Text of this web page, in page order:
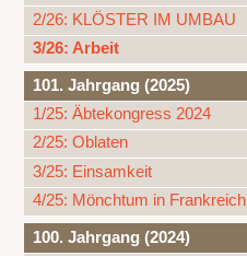
2/26: KLÖSTER IM UMBAU
3/26: Arbeit
101. Jahrgang (2025)
1/25: Äbtekongress 2024
2/25: Oblaten
3/25: Einsamkeit
4/25: Mönchtum in Frankreich
100. Jahrgang (2024)